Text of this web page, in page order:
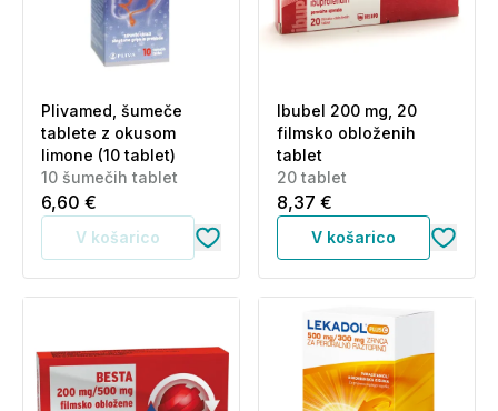
Plivamed, šumeče
tablete z okusom
limone (10 tablet)
10 šumečih tablet
6,60 €
V košarico
Ibubel 200 mg, 20
filmsko obloženih
tablet
20 tablet
8,37 €
V košarico